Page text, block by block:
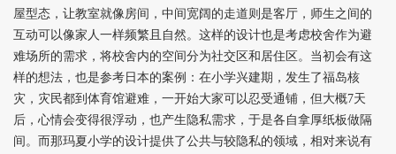
屋型态，让教室就像房间，中间宽阔的走道则是客厅，师生之间的
互动可以像家人一样频繁且自然。这样的设计也是考虑校舍作为避
难场所的需求，将校舍内的空间分为社交区和居住区。当初会有这
样的想法，也是参考日本的案例：在小学兴建期，发生了福岛核
灾，灾民都到体育馆避难，一开始大家可以忍受通铺，但大概7天
后，心情会变得很浮动，也产生隐私需求，于是各自拿厚纸板做隔
间。而那玛夏小学的设计提供了公共与较隐私的领域，相对来说有